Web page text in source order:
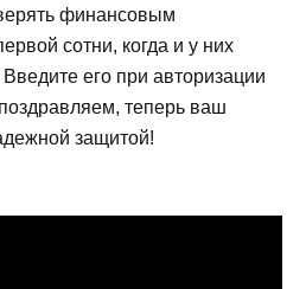
финансовым
сотни, когда и у них
его при авторизации
теперь ваш
защитой!